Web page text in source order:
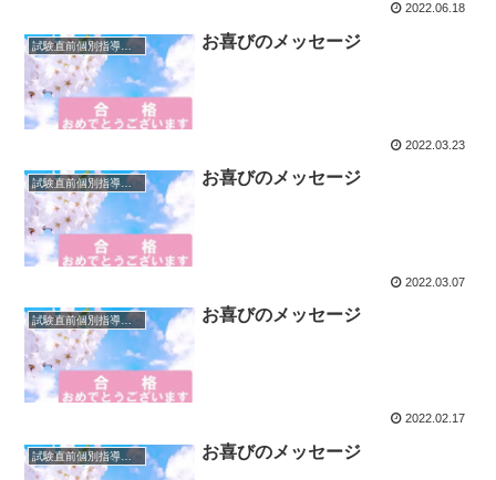
2022.06.18
試験直前個別指導｜エスコースプレ お喜びのメッセージ
2022.03.23
試験直前個別指導｜エスコースプレ お喜びのメッセージ
2022.03.07
試験直前個別指導｜エスコースプレ お喜びのメッセージ
2022.02.17
試験直前個別指導｜エスコースプレ お喜びのメッセージ